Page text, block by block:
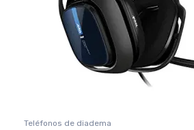
Teléfonos de diadema